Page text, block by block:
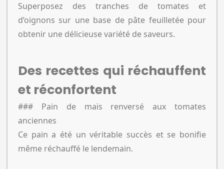
Superposez des tranches de tomates et
d’oignons sur une base de pâte feuilletée pour
obtenir une délicieuse variété de saveurs.
Des recettes qui réchauffent
et réconfortent
### Pain de maïs renversé aux tomates
anciennes
Ce pain a été un véritable succès et se bonifie
même réchauffé le lendemain.